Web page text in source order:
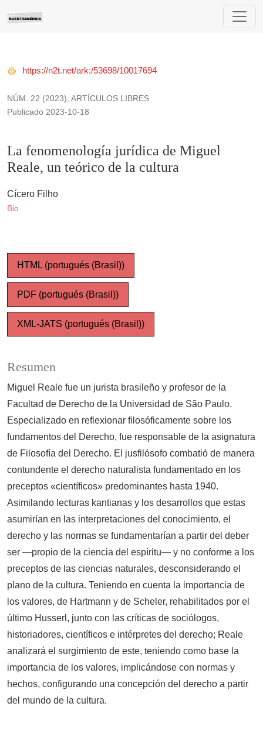
La fenomenología jurídica de Miguel Reale, un teórico de la
NÚM. 22 (2023) ARTÍCULOS LIBRES
La fenomenología jurídica de Miguel
Reale, un teórico de la cultura
https://n2t.net/ark:/53698/10017694
Publicado 2023-10-18
Cícero Filho
Bio
HTML (portugués (Brasil))
PDF (portugués (Brasil))
XML-JATS (portugués (Brasil))
Resumen
Miguel Reale fue un jurista brasileño y profesor de la
Facultad de Derecho de la Universidad de São Paulo.
Especializado en reflexionar filosóficamente sobre los
fundamentos del Derecho, fue responsable de la asignatura
de Filosofía del Derecho. El jusfilósofo combatió de manera
contundente el derecho naturalista fundamentado en los
preceptos «científicos» predominantes hasta 1940.
Asimilando lecturas kantianas y los desarrollos que estas
asumirían en las interpretaciones del conocimiento, el
derecho y las normas se fundamentarían a partir del deber
ser —propio de la ciencia del espíritu— y no conforme a los
preceptos de las ciencias naturales, desconsiderando el
plano de la cultura. Teniendo en cuenta la importancia de
los valores, de Hartmann y de Scheler, rehabilitados por el
último Husserl, junto con las críticas de sociólogos,
historiadores, científicos e intérpretes del derecho; Reale
analizará el surgimiento de este, teniendo como base la
importancia de los valores, implicándose con normas y
hechos, configurando una concepción del derecho a partir
del mundo de la cultura.